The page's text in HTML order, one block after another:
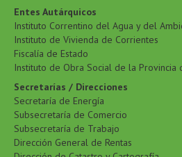
Entes Autárquicos
Instituto Correntino del Agua y del
Instituto de Vivienda de Corrientes
Fiscalía de Estado
Instituto de Obra Social de la Provincia
Secretarías / Direcciones
Secretaría de Energía
Subsecretaría de Comercio
Subsecretaría de Trabajo
Dirección General de Rentas